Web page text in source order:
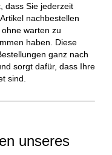
dass Sie jederzeit
nachbestellen
warten zu
haben. Diese
ganz nach
sorgt dafür, dass Ihre
sind.
unseres